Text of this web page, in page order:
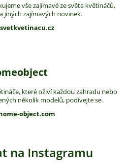
vše zajímavé ze světa květináčů,
jiných zajímavých novinek.
které oživí každou zahradu nebo
několik modelů, podívejte se.
object.com
na Instagramu